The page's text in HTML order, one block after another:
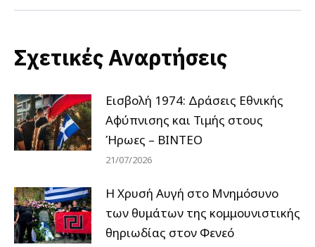
Σχετικές Αναρτήσεις
Εισβολή 1974: Δράσεις Εθνικής
Αφύπνισης και Τιμής στους
Ήρωες – ΒΙΝΤΕΟ
21/07/2026
Η Χρυσή Αυγή στο Μνημόσυνο
των θυμάτων της κομμουνιστικής
θηριωδίας στον Φενεό